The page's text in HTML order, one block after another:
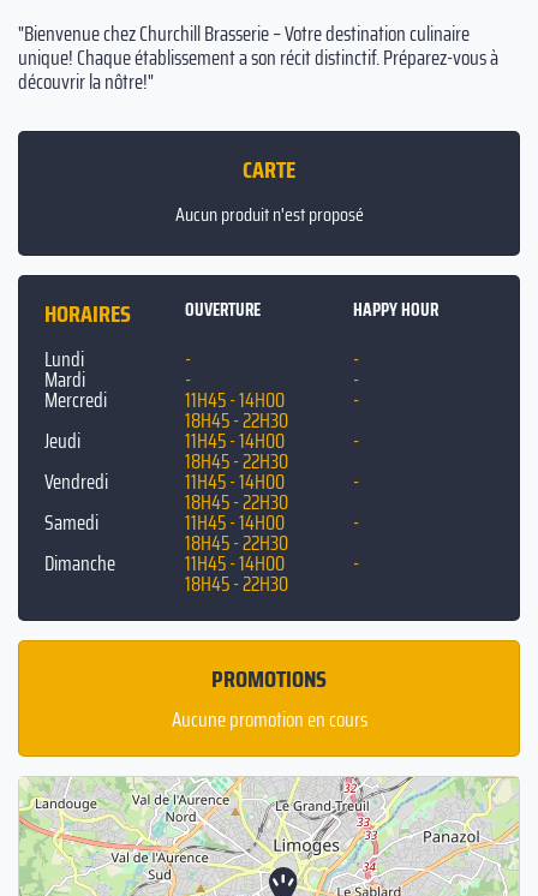
"Bienvenue chez Churchill Brasserie – Votre destination culinaire
unique! Chaque établissement a son récit distinctif. Préparez-vous à
découvrir la nôtre!"
CARTE
Aucun produit n'est proposé
HORAIRES OUVERTURE HAPPY HOUR
Lundi - -
Mardi - -
Mercredi 11H45 - 14H00
18H45 - 22H30
-
Jeudi
11H45 - 14H00
18H45 - 22H30
-
Vendredi
11H45 - 14H00
18H45 - 22H30
-
Samedi
11H45 - 14H00
18H45 - 22H30
-
Dimanche
11H45 - 14H00
18H45 - 22H30
-
PROMOTIONS
Aucune promotion en cours